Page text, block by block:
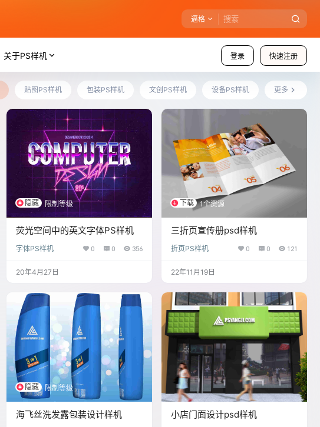
逼格
登录 快速注册
关于PS样机
贴图PS样机 包装PS样机 文创PS样机 设备PS样机 更多
隐藏 限制等级
荧光空间中的英文字体PS样机
字体PS样机 0 0 356
20年4月27日
下载 1个资源
三折页宣传册psd样机
折页PS样机 0 0 121
22年11月19日
隐藏 限制等级
海飞丝洗发露包装设计样机 小店门面设计psd样机